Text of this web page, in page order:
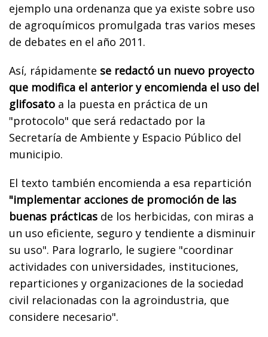
ejemplo una ordenanza que ya existe sobre uso
de agroquímicos promulgada tras varios meses
de debates en el año 2011.
Así, rápidamente se redactó un nuevo proyecto
que modifica el anterior y encomienda el uso del
glifosato a la puesta en práctica de un
"protocolo" que será redactado por la
Secretaría de Ambiente y Espacio Público del
municipio.
El texto también encomienda a esa repartición
"implementar acciones de promoción de las
buenas prácticas de los herbicidas, con miras a
un uso eficiente, seguro y tendiente a disminuir
su uso". Para lograrlo, le sugiere "coordinar
actividades con universidades, instituciones,
reparticiones y organizaciones de la sociedad
civil relacionadas con la agroindustria, que
considere necesario".